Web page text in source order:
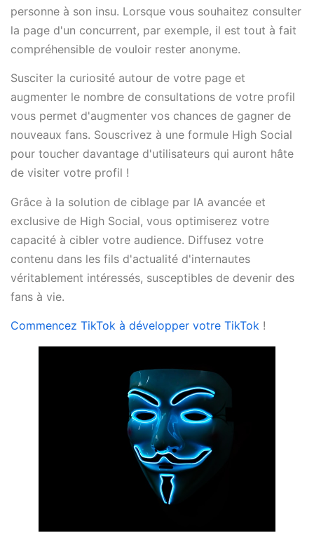
personne à son insu. Lorsque vous souhaitez consulter
la page d'un concurrent, par exemple, il est tout à fait
compréhensible de vouloir rester anonyme.
Susciter la curiosité autour de votre page et
augmenter le nombre de consultations de votre profil
vous permet d'augmenter vos chances de gagner de
nouveaux fans. Souscrivez à une formule High Social
pour toucher davantage d'utilisateurs qui auront hâte
de visiter votre profil !
Grâce à la solution de ciblage par IA avancée et
exclusive de High Social, vous optimiserez votre
capacité à cibler votre audience. Diffusez votre
contenu dans les fils d'actualité d'internautes
véritablement intéressés, susceptibles de devenir des
fans à vie.
Commencez TikTok à développer votre TikTok !